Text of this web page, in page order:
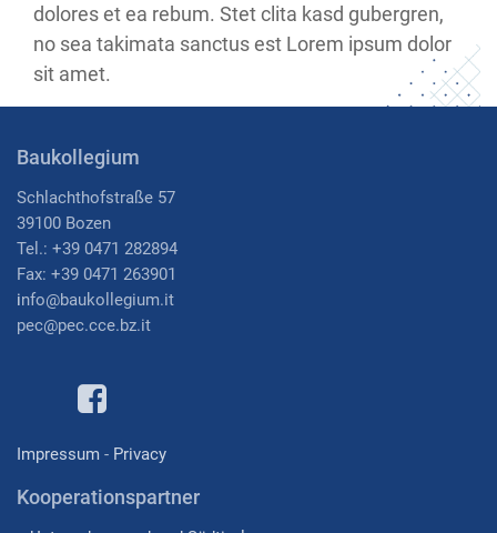
dolores et ea rebum. Stet clita kasd gubergren,
no sea takimata sanctus est Lorem ipsum dolor
sit amet.
Baukollegium
Schlachthofstraße 57
39100 Bozen
Tel.: +39 0471 282894
Fax: +39 0471 263901
info@baukollegium.it
pec@pec.cce.bz.it
Impressum - Privacy
Kooperationspartner